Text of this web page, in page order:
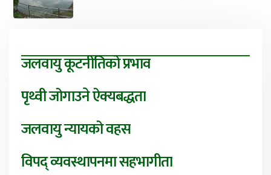
जलवायु कूटनीतिको प्रभाव
पृथ्वी जोगाउने ऐक्यबद्धता
जलवायु न्यायको वहस
विपद् व्यवस्थापनमा सहभागीता